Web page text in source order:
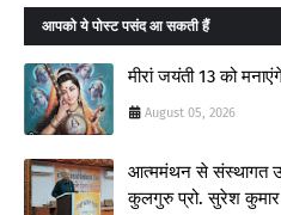
आपको ये पोस्ट पसंद आ सकती हैं
मीरां जयंती 13 को
August 05, 2026
आत्ममंथन से संस्थागत
कुलगुरु प्रो. सुरेश